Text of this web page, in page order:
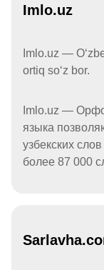
Imlo.uz
Imlo.uz —
ortiq soʻz bor.
Imlo.uz —
языка
узбекских
более 87 000